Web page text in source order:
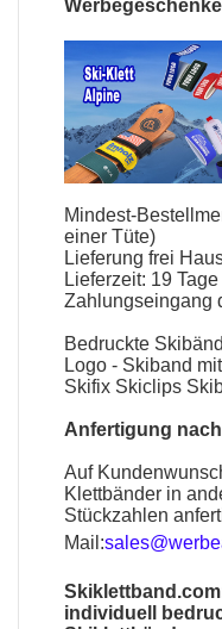
Mindest-
einer Tüte)
Lieferung frei
Lieferzeit: 19
Zahlungseingang
Bedruckte
Logo - Skiband
Skifix Skiclips
Anfertigung
Auf
Klettbänder in
Stückzahlen
Mail:
individuell